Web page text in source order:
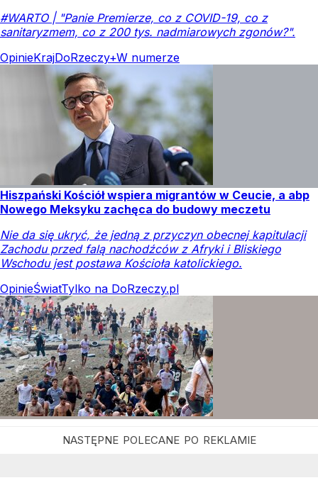
#WARTO | "Panie Premierze, co z COVID-19, co z
sanitaryzmem, co z 200 tys. nadmiarowych zgonów?".
OpinieKrajDoRzeczy+W numerze
Hiszpański Kościół wspiera migrantów w Ceucie, a abp
Nowego Meksyku zachęca do budowy meczetu
Nie da się ukryć, że jedną z przyczyn obecnej kapitulacji
Zachodu przed falą nachodźców z Afryki i Bliskiego
Wschodu jest postawa Kościoła katolickiego.
OpinieŚwiatTylko na DoRzeczy.pl